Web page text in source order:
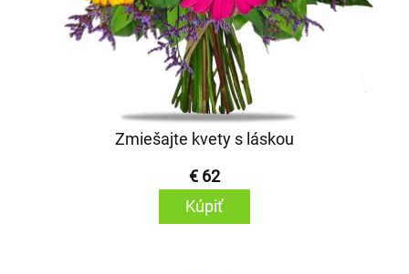
Zmiešajte kvety s láskou
€ 62
Kúpiť